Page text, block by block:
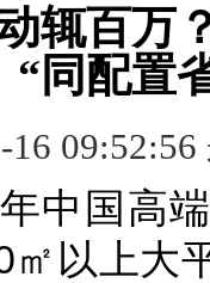
辄百万
“同配置
16
中国高
㎡以上大